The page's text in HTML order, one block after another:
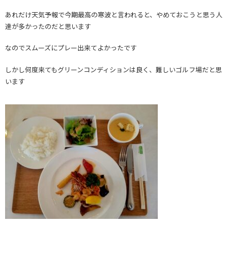
あれだけ天気予報で今期最高の寒波と言われると、やめておこうと思う人
達が多かったのだと思います
なのでスムーズにプレー出来てよかったです
しかし何度来てもグリーンコンディションは良く、難しいゴルフ場だと思
います